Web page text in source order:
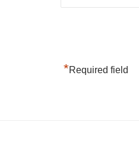
*Required field